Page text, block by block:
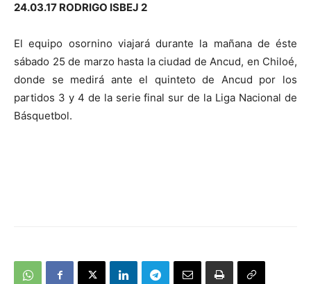
24.03.17 RODRIGO ISBEJ 2
El equipo osornino viajará durante la mañana de éste
sábado 25 de marzo hasta la ciudad de Ancud, en Chiloé,
donde se medirá ante el quinteto de Ancud por los
partidos 3 y 4 de la serie final sur de la Liga Nacional de
Básquetbol.